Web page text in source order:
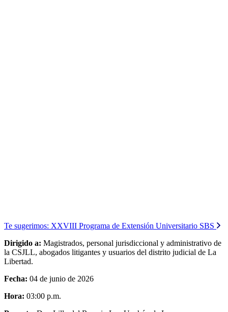
Te sugerimos: XXVIII Programa de Extensión Universitario SBS
Dirigido a: Magistrados, personal jurisdiccional y administrativo de
la CSJLL, abogados litigantes y usuarios del distrito judicial de La
Libertad.
Fecha: 04 de junio de 2026
Hora: 03:00 p.m.